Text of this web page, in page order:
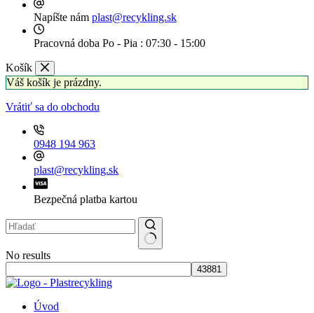
Napíšte nám plast@recykling.sk
Pracovná doba Po - Pia : 07:30 - 15:00
Košík
Váš košík je prázdny.
Vrátiť sa do obchodu
0948 194 963
plast@recykling.sk
Bezpečná platba kartou
No results
Úvod